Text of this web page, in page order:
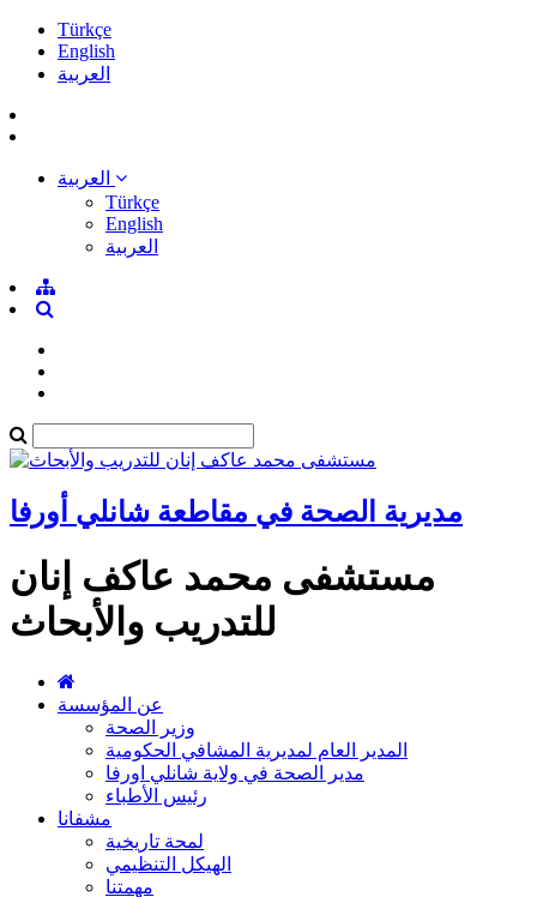
Türkçe
English
العربية
Türkçe
English
العربية
مديرية الصحة في مقاطعة شانلي أورفا
مستشفى محمد عاكف إنان
للتدريب والأبحاث
عن المؤسسة
وزير الصحة
المدير العام لمديرية المشافي الحكومية
مدير الصحة في ولاية شانلي اورفا
رئيس الأطباء
مشفانا
لمحة تاريخية
الهيكل التنظيمي
مهمتنا